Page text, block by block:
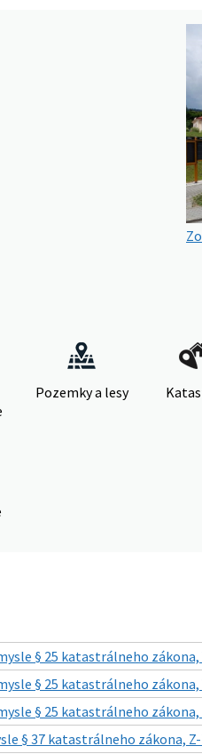
Pozemky a lesy
§ 25 katastrálneho zákona,
§ 25 katastrálneho zákona,
§ 25 katastrálneho zákona,
§ 37 katastrálneho zákona,